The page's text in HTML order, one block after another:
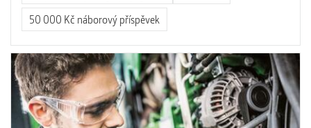
50 000 Kč náborový příspěvek